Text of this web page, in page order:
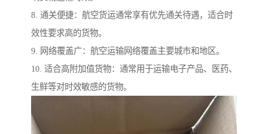
8. 通关便捷：航空货运通常享有优先通关待遇，适合时
效性要求高的货物。
9. 网络覆盖广：航空运输网络覆盖主要城市和地区。
10. 适合高附加值货物：通常用于运输电子产品、医药、
生鲜等对时效敏感的货物。